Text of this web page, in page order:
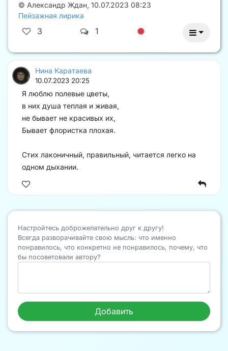
© Александр Ждан, 10.07.2023 08:23
Пейзажная лирика
3 1
Нина Каратаева
10.07.2023 20:25
Я люблю полевые цветы,
в них душа теплая и живая,
не бывает не красивых их,
Бывает флористка плохая.
Стих лаконичный, правильный, читается легко на
одном дыхании.
Настройтесь доброжелательно друг к другу!
Всегда разворачивайте свою мысль: что именно
понравилось, что конкретно не понравилось, почему, что
бы посоветовали автору?